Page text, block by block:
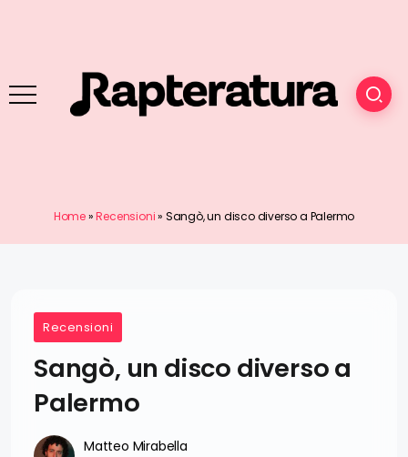
Home»Recensioni» Sangò, un disco diverso a Palermo
Recensioni
Sangò, un disco diverso a
Palermo
Matteo Mirabella